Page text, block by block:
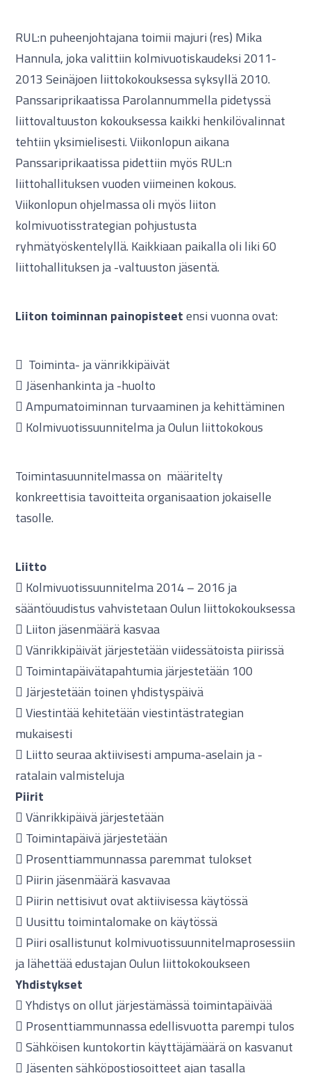
RUL:n puheenjohtajana toimii majuri (res) Mika
Hannula, joka valittiin kolmivuotiskaudeksi 2011-
2013 Seinäjoen liittokokouksessa syksyllä 2010.
Panssariprikaatissa Parolannummella pidetyssä
liittovaltuuston kokouksessa kaikki henkilövalinnat
tehtiin yksimielisesti. Viikonlopun aikana
Panssariprikaatissa pidettiin myös RUL:n
liittohallituksen vuoden viimeinen kokous.
Viikonlopun ohjelmassa oli myös liiton
kolmivuotisstrategian pohjustusta
ryhmätyöskentelyllä. Kaikkiaan paikalla oli liki 60
liittohallituksen ja -valtuuston jäsentä.
Liiton toiminnan painopisteetensi vuonna ovat:
 Toiminta- ja vänrikkipäivät
 Jäsenhankinta ja -huolto
 Ampumatoiminnan turvaaminen ja kehittäminen
 Kolmivuotissuunnitelma ja Oulun liittokokous
Toimintasuunnitelmassa on määritelty
konkreettisia tavoitteita organisaation jokaiselle
tasolle.
Liitto
 Kolmivuotissuunnitelma 2014 – 2016 ja
sääntöuudistus vahvistetaan Oulun liittokokouksessa
 Liiton jäsenmäärä kasvaa
 Vänrikkipäivät järjestetään viidessätoista piirissä
 Toimintapäivätapahtumia järjestetään 100
 Järjestetään toinen yhdistyspäivä
 Viestintää kehitetään viestintästrategian
mukaisesti
 Liitto seuraa aktiivisesti ampuma-aselain ja -
ratalain valmisteluja
Piirit
 Vänrikkipäivä järjestetään
 Toimintapäivä järjestetään
 Prosenttiammunnassa paremmat tulokset
 Piirin jäsenmäärä kasvavaa
 Piirin nettisivut ovat aktiivisessa käytössä
 Uusittu toimintalomake on käytössä
 Piiri osallistunut kolmivuotissuunnitelmaprosessiin
ja lähettää edustajan Oulun liittokokoukseen
Yhdistykset
 Yhdistys on ollut järjestämässä toimintapäivää
 Prosenttiammunnassa edellisvuotta parempi tulos
 Sähköisen kuntokortin käyttäjämäärä on kasvanut
 Jäsenten sähköpostiosoitteet ajan tasalla